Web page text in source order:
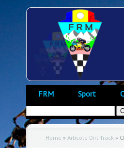
FRM Sport
Home » Articole Dirt-Track »